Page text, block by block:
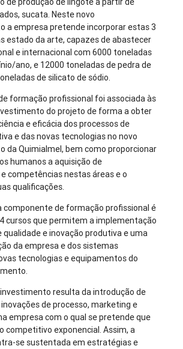
sucata. Neste novo
a empresa pretende incorporar estas 3
estado da arte, capazes de abastecer
e internacional com 6000 toneladas
ano, e 12000 toneladas de pedra de
de silicato de sódio.
formação profissional foi associada às
do projeto de forma a obter
e eficácia dos processos de
e das novas tecnologias no novo
da Quimialmel, bem como proporcionar
humanos a aquisição de
competências nestas áreas e o
qualificações.
componente de formação profissional é
cursos que permitem a implementação
qualidade e inovação produtiva e uma
da empresa e dos sistemas
tecnologias e equipamentos do
resulta da introdução de
de processo, marketing e
empresa com o qual se pretende que
competitivo exponencial. Assim, a
se sustentada em estratégias e